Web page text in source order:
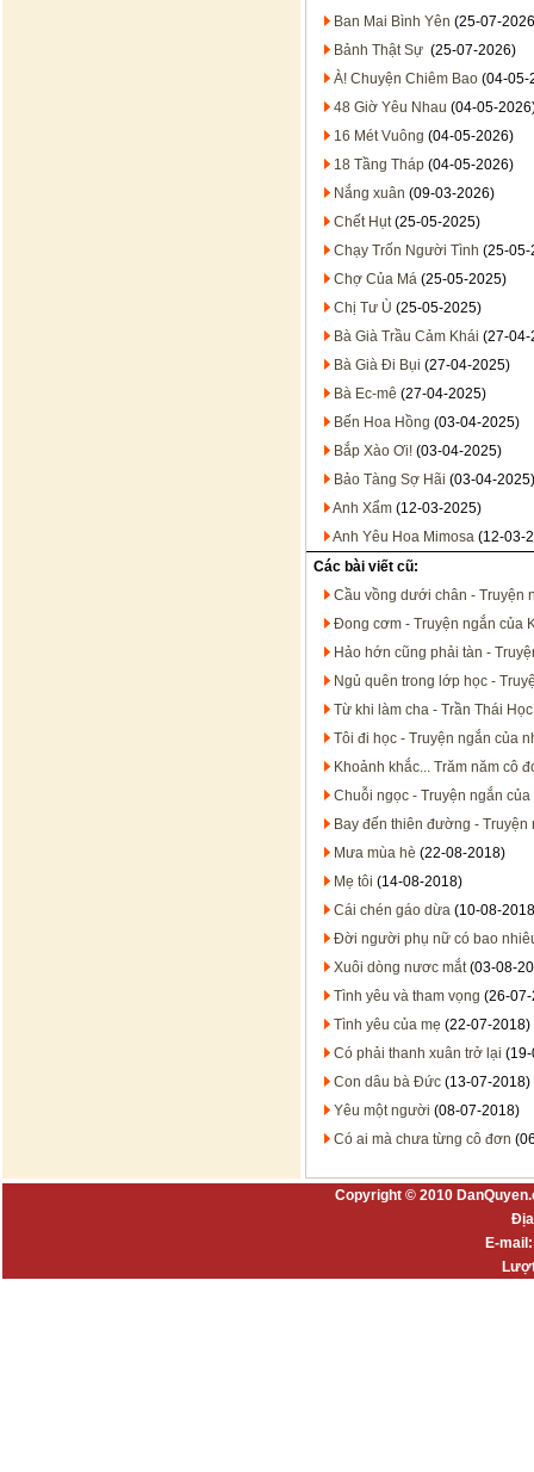
Ban Mai Bình Yên (25-07-
Bảnh Thật Sự (25-07-2026)
À! Chuyện Chiêm Bao (04-05-
48 Giờ Yêu Nhau (04-05-
16 Mét Vuông (04-05-2026)
18 Tầng Tháp (04-05-2026)
Nắng xuân (09-03-2026)
Chết Hụt(25-05-2025)
Chạy Trốn Người Tình (25-05-
Chợ Của Má (25-05-2025)
Chị Tư Ù (25-05-2025)
Bà Già Trầu Cảm Khái (27-04-
Bà Già Đi Bụi (27-04-2025)
Bà Ec-mê (27-04-2025)
Bến Hoa Hồng (03-04-2025)
Bắp Xào Ơi! (03-04-2025)
Bảo Tàng Sợ Hãi (03-04-2025)
Anh Xẩm (12-03-2025)
Anh Yêu Hoa Mimosa (12-03-
Các bài viết cũ:
Cầu vồng dưới chân - Truyện
Đong cơm - Truyện ngắn của
Hảo hớn cũng phải tàn -
Ngủ quên trong lớp học -
Từ khi làm cha - Trần Thái Học
Tôi đi học - Truyện ngắn của
Khoảnh khắc... Trăm năm cô
Chuỗi ngọc - Truyện ngắn
Bay đến thiên đường -
Mưa mùa hè (22-08-2018)
Mẹ tôi (14-08-2018)
Cái chén gáo dừa (10-08-
Đời người phụ nữ có bao
Xuôi dòng nươc mắt(03-08-
Tình yêu và tham vọng (26-
Tình yêu của mẹ (22-07-2018)
Có phải thanh xuân trở lại
Con dâu bà Đức (13-07-2018)
Yêu một người (08-07-2018)
Có ai mà chưa từng cô đơn
Copyright © 2010
E-